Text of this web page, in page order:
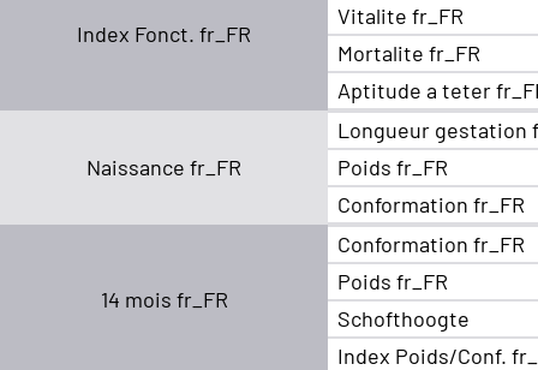
Index Fonct. fr_FR
Vitalite fr_FR
Mortalite fr_FR
Aptitude a teter
Naissance fr_FR
Longueur gestation
Poids fr_FR
Conformation fr_FR
14 mois fr_FR
Conformation fr_FR
Poids fr_FR
Schofthoogte
Index Poids/Conf.